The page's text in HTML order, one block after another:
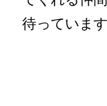
待っています